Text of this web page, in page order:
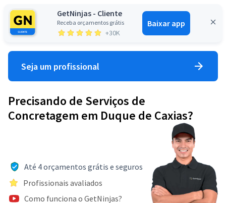
GetNinjas - Cliente
Receba orçamentos grátis
+30K
Baixar app
Entrar
Seja um profissional
Precisando de Serviços de
Concretagem em Duque de Caxias?
Até 4 orçamentos grátis e seguros
Profissionais avaliados
Como funciona o GetNinjas?